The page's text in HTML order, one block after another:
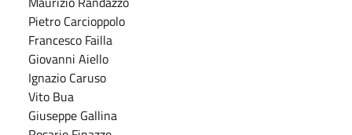
Pietro Carcioppolo
Francesco Failla
Giovanni Aiello
Ignazio Caruso
Vito Bua
Giuseppe Gallina